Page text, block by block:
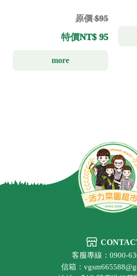
原價 $95
特價NT$ 95
more
客服專線：0900-
信箱：